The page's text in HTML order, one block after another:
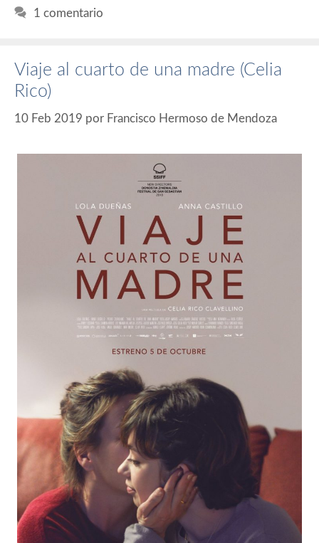
1 comentario
Viaje al cuarto de una madre (Celia
Rico)
10 Feb 2019 por Francisco Hermoso de Mendoza